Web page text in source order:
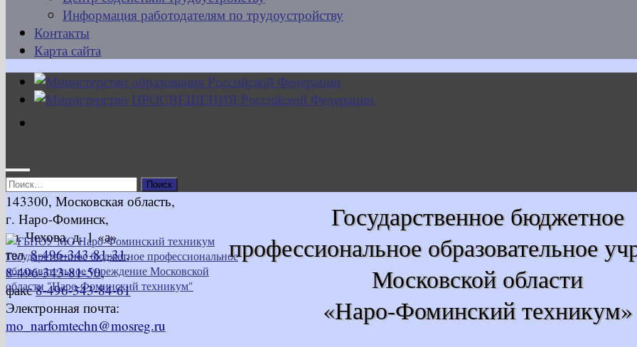
Информация работодателям по трудоустройству
Контакты
Карта сайта
Найти:
Государственное бюджетное
профессиональное образовательное
Московской области
«Наро-Фоминский техникум»
143300, Московская область,
г. Наро-Фоминск,
ул. Чехова, д. 1 «а»
тел.8-496-343-81-31,
8-496-343-81-50,
факс8-496-343-84-61
Электронная почта:
mo_narfomtechn@mosreg.ru